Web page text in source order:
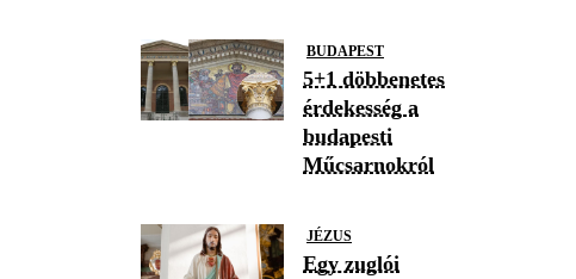
BUDAPEST
5+1 döbbenetes
érdekesség a
budapesti
Műcsarnokról
JÉZUS
Egy zuglói